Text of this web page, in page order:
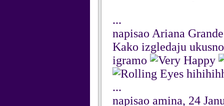
...
napisao Ariana
Kako izgledaju
igramo
...
napisao amina, 24